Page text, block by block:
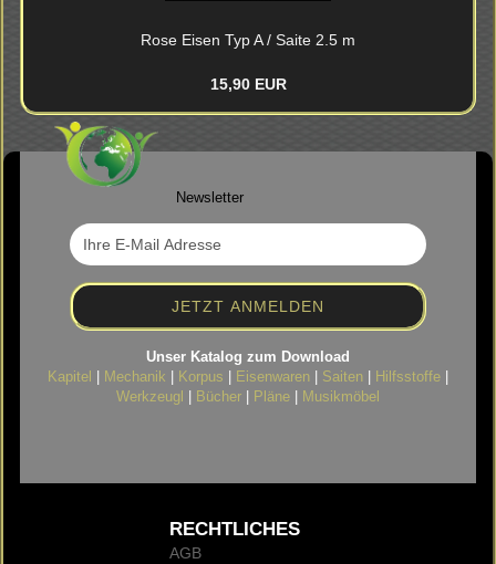
Rose Eisen Typ A / Saite 2.5 m
15,90 EUR
Newsletter
Unser Katalog zum Download
Kapitel
Mechanik Korpus Eisenwaren Saiten Hilfsstoffe
Werkzeugl
Bücher Pläne Musikmöbel
RECHTLICHES
AGB